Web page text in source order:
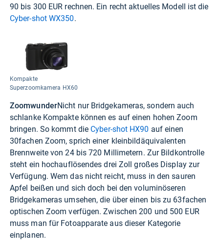
90 bis 300 EUR rechnen. Ein recht aktuelles Modell ist die
Cyber-shot WX350.
Kompakte
Superzoomkamera HX60
ZoomwunderNicht nur Bridgekameras, sondern auch
schlanke Kompakte können es auf einen hohen Zoom
bringen. So kommt die Cyber-shot HX90 auf einen
30fachen Zoom, sprich einer kleinbildäquivalenten
Brennweite von 24 bis 720 Millimetern. Zur Bildkontrolle
steht ein hochauflösendes drei Zoll großes Display zur
Verfügung. Wem das nicht reicht, muss in den sauren
Apfel beißen und sich doch bei den voluminöseren
Bridgekameras umsehen, die über einen bis zu 63fachen
optischen Zoom verfügen. Zwischen 200 und 500 EUR
muss man für Fotoapparate aus dieser Kategorie
einplanen.